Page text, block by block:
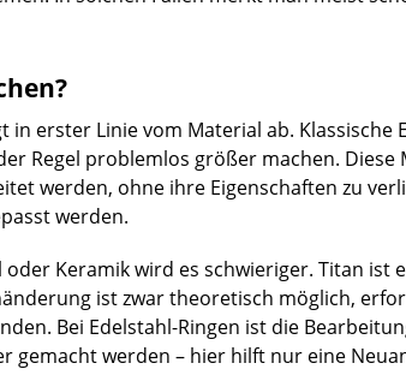
erster Linie vom Material ab. Klassische
Regel problemlos größer machen.
werden, ohne ihre Eigenschaften zu
werden.
Keramik wird es schwieriger. Titan ist
ist zwar theoretisch möglich,
Bei Edelstahl-Ringen ist die
gemacht werden – hier hilft nur eine